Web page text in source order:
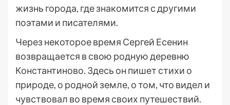
жизнь города, где знакомится с другими
поэтами и писателями.
Через некоторое время Сергей Есенин
возвращается в свою родную деревню
Константиново. Здесь он пишет стихи о
природе, о родной земле, о том, что видел и
чувствовал во время своих путешествий.